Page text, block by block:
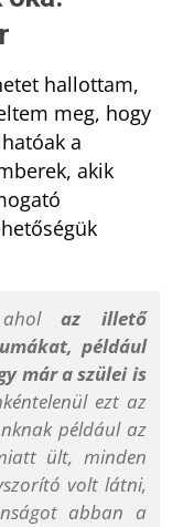
hallottam,
meg, hogy
a
akik
az illető
például
már a szülei is
ezt az
például az
ült, minden
volt látni,
abban a